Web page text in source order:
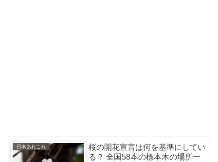
日本あれこれ
桜の開花宣言は何を基準にしてい
る？ 全国58本の標本木の場所一